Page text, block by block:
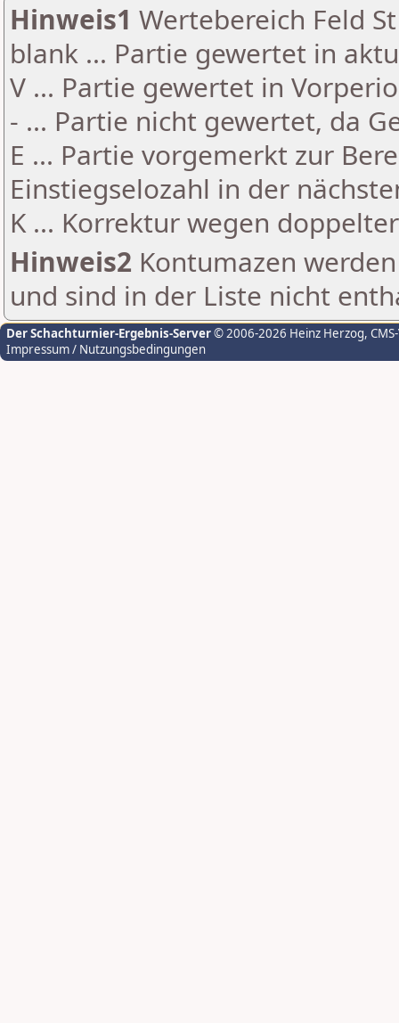
Hinweis1 Wertebereich Feld
blank ... Partie gewertet in
V ... Partie gewertet in
- ... Partie nicht gewertet, da
E ... Partie vorgemerkt zur
Einstiegselozahl in der
K ... Korrektur wegen
Hinweis2 Kontumazen
und sind in der Liste nicht
Der Schachturnier-Ergebnis-Server© 2006-2026 Heinz Herzog,
Impressum / Nutzungsbedingungen